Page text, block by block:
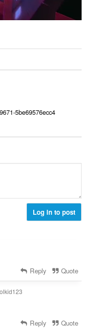
5be69576ecc4
Log in to post
Reply Quote
Reply Quote